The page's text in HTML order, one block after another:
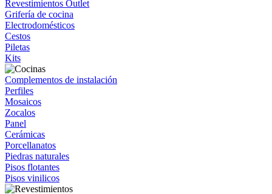
Revestimientos Outlet
Grifería de cocina
Electrodomésticos
Cestos
Piletas
Kits
Complementos de instalación
Perfiles
Mosaicos
Zocalos
Panel
Cerámicas
Porcellanatos
Piedras naturales
Pisos flotantes
Pisos vinilicos